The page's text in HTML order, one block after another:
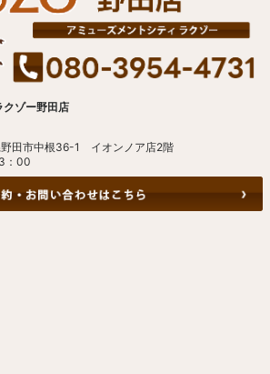
クゾー野田店
田市中根36-1 イオンノア店2階
：00